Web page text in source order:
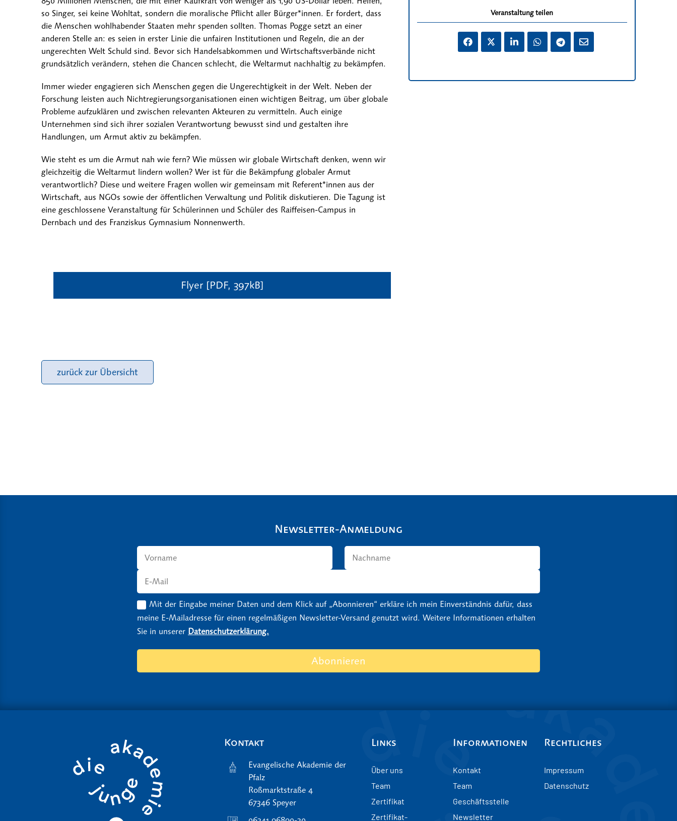
so Singer, sei keine Wohltat, sondern die moralische Pflicht aller Bürger*innen. Er fordert, dass
die Menschen wohlhabender Staaten mehr spenden sollten. Thomas Pogge setzt an einer
anderen Stelle an: es seien in erster Linie die unfairen Institutionen und Regeln, die an der
ungerechten Welt Schuld sind. Bevor sich Handelsabkommen und Wirtschaftsverbände nicht
grundsätzlich verändern, stehen die Chancen schlecht, die Weltarmut nachhaltig zu bekämpfen.
Immer wieder engagieren sich Menschen gegen die Ungerechtigkeit in der Welt. Neben der
Forschung leisten auch Nichtregierungsorganisationen einen wichtigen Beitrag, um über globale
Probleme aufzuklären und zwischen relevanten Akteuren zu vermitteln. Auch einige
Unternehmen sind sich ihrer sozialen Verantwortung bewusst sind und gestalten ihre
Handlungen, um Armut aktiv zu bekämpfen.
Wie steht es um die Armut nah wie fern? Wie müssen wir globale Wirtschaft denken, wenn wir
gleichzeitig die Weltarmut lindern wollen? Wer ist für die Bekämpfung globaler Armut
verantwortlich? Diese und weitere Fragen wollen wir gemeinsam mit Referent*innen aus der
Wirtschaft, aus NGOs sowie der öffentlichen Verwaltung und Politik diskutieren. Die Tagung ist
eine geschlossene Veranstaltung für Schülerinnen und Schüler des Raiffeisen-Campus in
Dernbach und des Franziskus Gymnasium Nonnenwerth.
Flyer [PDF, 397kB]
Veranstaltung teilen
zurück zur Übersicht
Newsletter-Anmeldung
Mit der Eingabe meiner Daten und dem Klick auf „Abonnieren“ erkläre ich mein Einverständnis dafür, dass
meine E-Mailadresse für einen regelmäßigen Newsletter-Versand genutzt wird. Weitere Informationen erhalten
Sie in unserer Datenschutzerklärung.
Abonnieren
Kontakt
Evangelische Akademie der
Pfalz
Roßmarktstraße 4
67346 Speyer
Links
Über uns
Team
Zertifikat
Zertifikat-
Informationen
Kontakt
Team
Geschäftsstelle
Newsletter
Rechtliches
Impressum
Datenschutz